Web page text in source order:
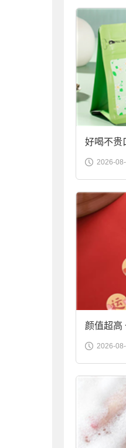
好喝不贵
袋装9.9
2026-
颜值超高
合金筷子
2026-